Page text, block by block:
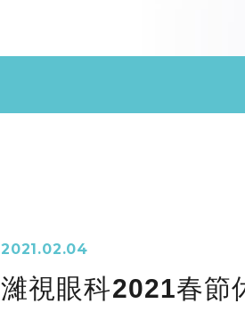
2021.02.04
濰視眼科2021春節